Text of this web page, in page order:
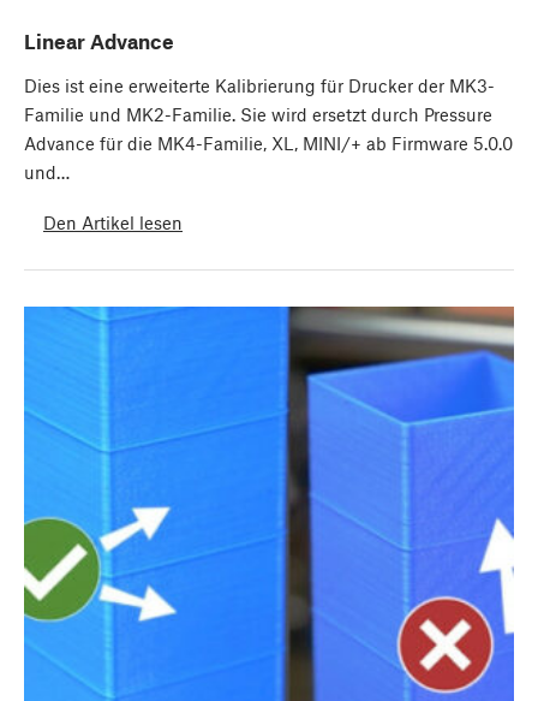
Linear Advance
Dies ist eine erweiterte Kalibrierung für Drucker der MK3-
Familie und MK2-Familie. Sie wird ersetzt durch Pressure
Advance für die MK4-Familie, XL, MINI/+ ab Firmware 5.0.0
und…
Den Artikel lesen